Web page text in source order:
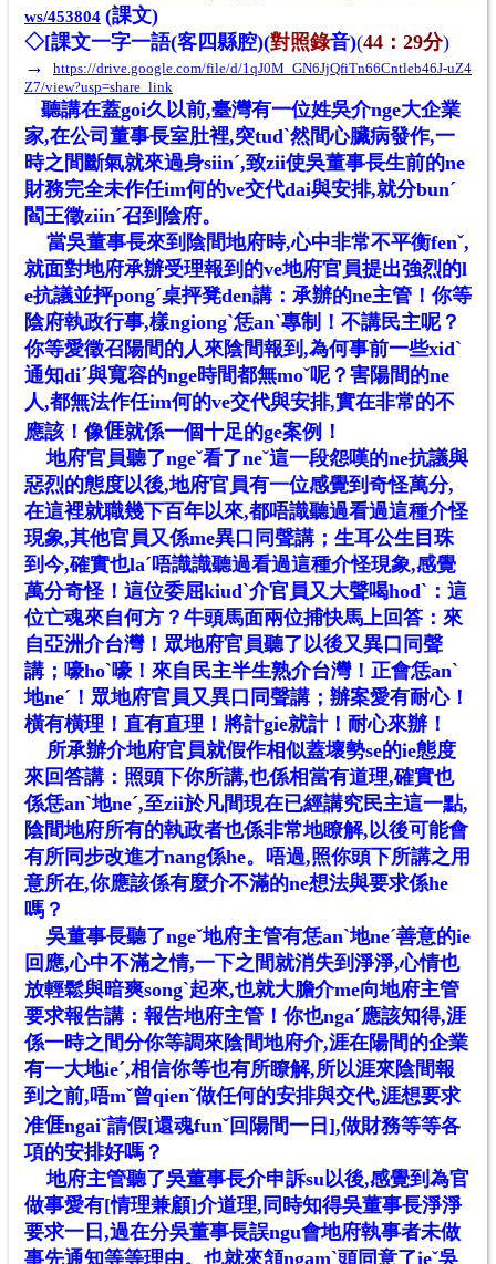
ws/453804 (課文)
◇[課文一字一語(客四縣腔)(對照錄音)(44：29分)
→
https://drive.google.com/file/d/1qJ0M_GN6JjQfiTn66Cntleb46J-uZ4
Z7/view?usp=share_link
聽講在蓋goi久以前,臺灣有一位姓吳介nge大企業
家,在公司董事長室肚裡,突tudˋ然間心臟病發作,一
時之間斷氣就來過身siinˊ,致zii使吳董事長生前的ne
財務完全未作任im何的ve交代dai與安排,就分bunˊ
閻王徵ziinˊ召到陰府。
當吳董事長來到陰間地府時,心中非常不平衡fenˇ,
就面對地府承辦受理報到的ve地府官員提出強烈的l
e抗議並抨pongˊ桌抨凳den講：承辦的ne主管！你等
陰府執政行事,樣ngiongˋ恁anˋ專制！不講民主呢？
你等愛徵召陽間的人來陰間報到,為何事前一些xidˋ
通知diˊ與寬容的nge時間都無moˇ呢？害陽間的ne
人,都無法作任im何的ve交代與安排,實在非常的不
應該！像𠊎就係一個十足的ge案例！
地府官員聽了ngeˇ看了neˇ這一段怨嘆的ne抗議與
惡烈的態度以後,地府官員有一位感覺到奇怪萬分,
在這裡就職幾下百年以來,都唔識聽過看過這種介怪
現象,其他官員又係me異口同聲講；生耳公生目珠
到今,確實也laˊ唔識識聽過看過這種介怪現象,感覺
萬分奇怪！這位委屈kiudˋ介官員又大聲喝hodˋ：這
位亡魂來自何方？牛頭馬面兩位捕快馬上回答：來
自亞洲介台灣！眾地府官員聽了以後又異口同聲
講；嚎hoˋ嚎！來自民主半生熟介台灣！正會恁anˋ
地neˊ！眾地府官員又異口同聲講；辦案愛有耐心！
橫有橫理！直有直理！將計gie就計！耐心來辦！
所承辦介地府官員就假作相似蓋壞勢se的ie態度
來回答講：照頭下你所講,也係相當有道理,確實也
係恁anˋ地neˊ,至zii於凡間現在已經講究民主這一點,
陰間地府所有的執政者也係非常地瞭解,以後可能會
有所同步改進才nang係he。唔過,照你頭下所講之用
意所在,你應該係有麼介不滿的ne想法與要求係he
嗎？
吳董事長聽了ngeˇ地府主管有恁anˋ地neˊ善意的ie
回應,心中不滿之情,一下之間就消失到淨淨,心情也
放輕鬆與暗爽songˋ起來,也就大膽介me向地府主管
要求報告講：報告地府主管！你也ngaˊ應該知得,涯
係一時之間分你等調來陰間地府介,涯在陽間的企業
有一大地ieˊ,相信你等也有所瞭解,所以涯來陰間報
到之前,唔mˇ曾qienˇ做任何的安排與交代,涯想要求
准𠊎ngaiˇ請假[還魂funˇ回陽間一日],做財務等等各
項的安排好嗎？
地府主管聽了吳董事長介申訴su以後,感覺到為官
做事愛有[情理兼顧]介道理,同時知得吳董事長淨淨
要求一日,過在分吳董事長誤ngu會地府執事者未做
事先通知等等理由。也就來頷ngamˋ頭同意了ieˇ吳